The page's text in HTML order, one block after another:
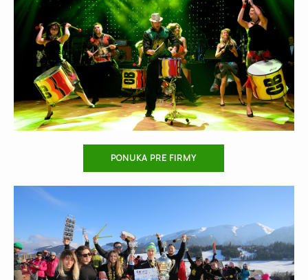
PONUKA PRE FIRMY